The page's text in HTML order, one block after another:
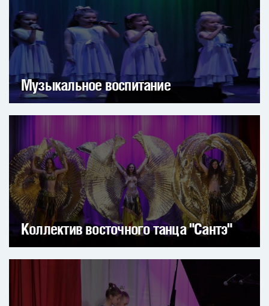
Музыкальное воспитание
Коллектив восточного танца "Сантэ"